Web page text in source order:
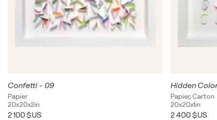
Confetti - 09
Papier
20x20x2in
2 100 $US
Hidden
Papier, Carton
20x20x1in
2 400 $US